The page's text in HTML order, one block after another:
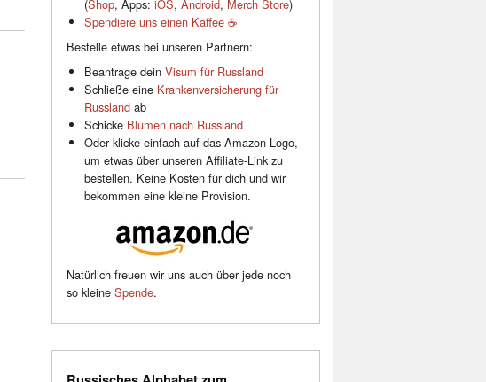
(Shop, Apps: iOS, Android, Merch Store)
Spendiere uns einen Kaffee ☕️
Bestelle etwas bei unseren Partnern:
Beantrage dein Visum für Russland
Schließe eine Krankenversicherung für
Russlandab
Schicke Blumen nach Russland
Oder klicke einfach auf das Amazon-Logo,
um etwas über unseren Affiliate-Link zu
bestellen. Keine Kosten für dich und wir
bekommen eine kleine Provision.
Natürlich freuen wir uns auch über jede noch
so kleine Spende.